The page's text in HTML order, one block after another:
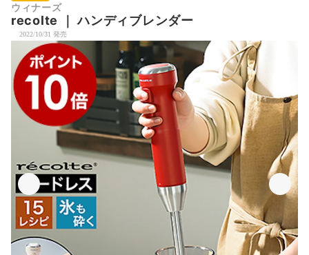
ウィナーズ
recolte ｜ハンディブレンダー
2022/10/31 発売